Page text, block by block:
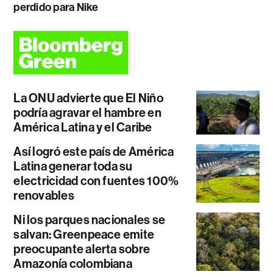
perdido para Nike
La ONU advierte que El Niño
podría agravar el hambre en
América Latina y el Caribe
Así logró este país de América
Latina generar toda su
electricidad con fuentes 100%
renovables
Ni los parques nacionales se
salvan: Greenpeace emite
preocupante alerta sobre
Amazonía colombiana